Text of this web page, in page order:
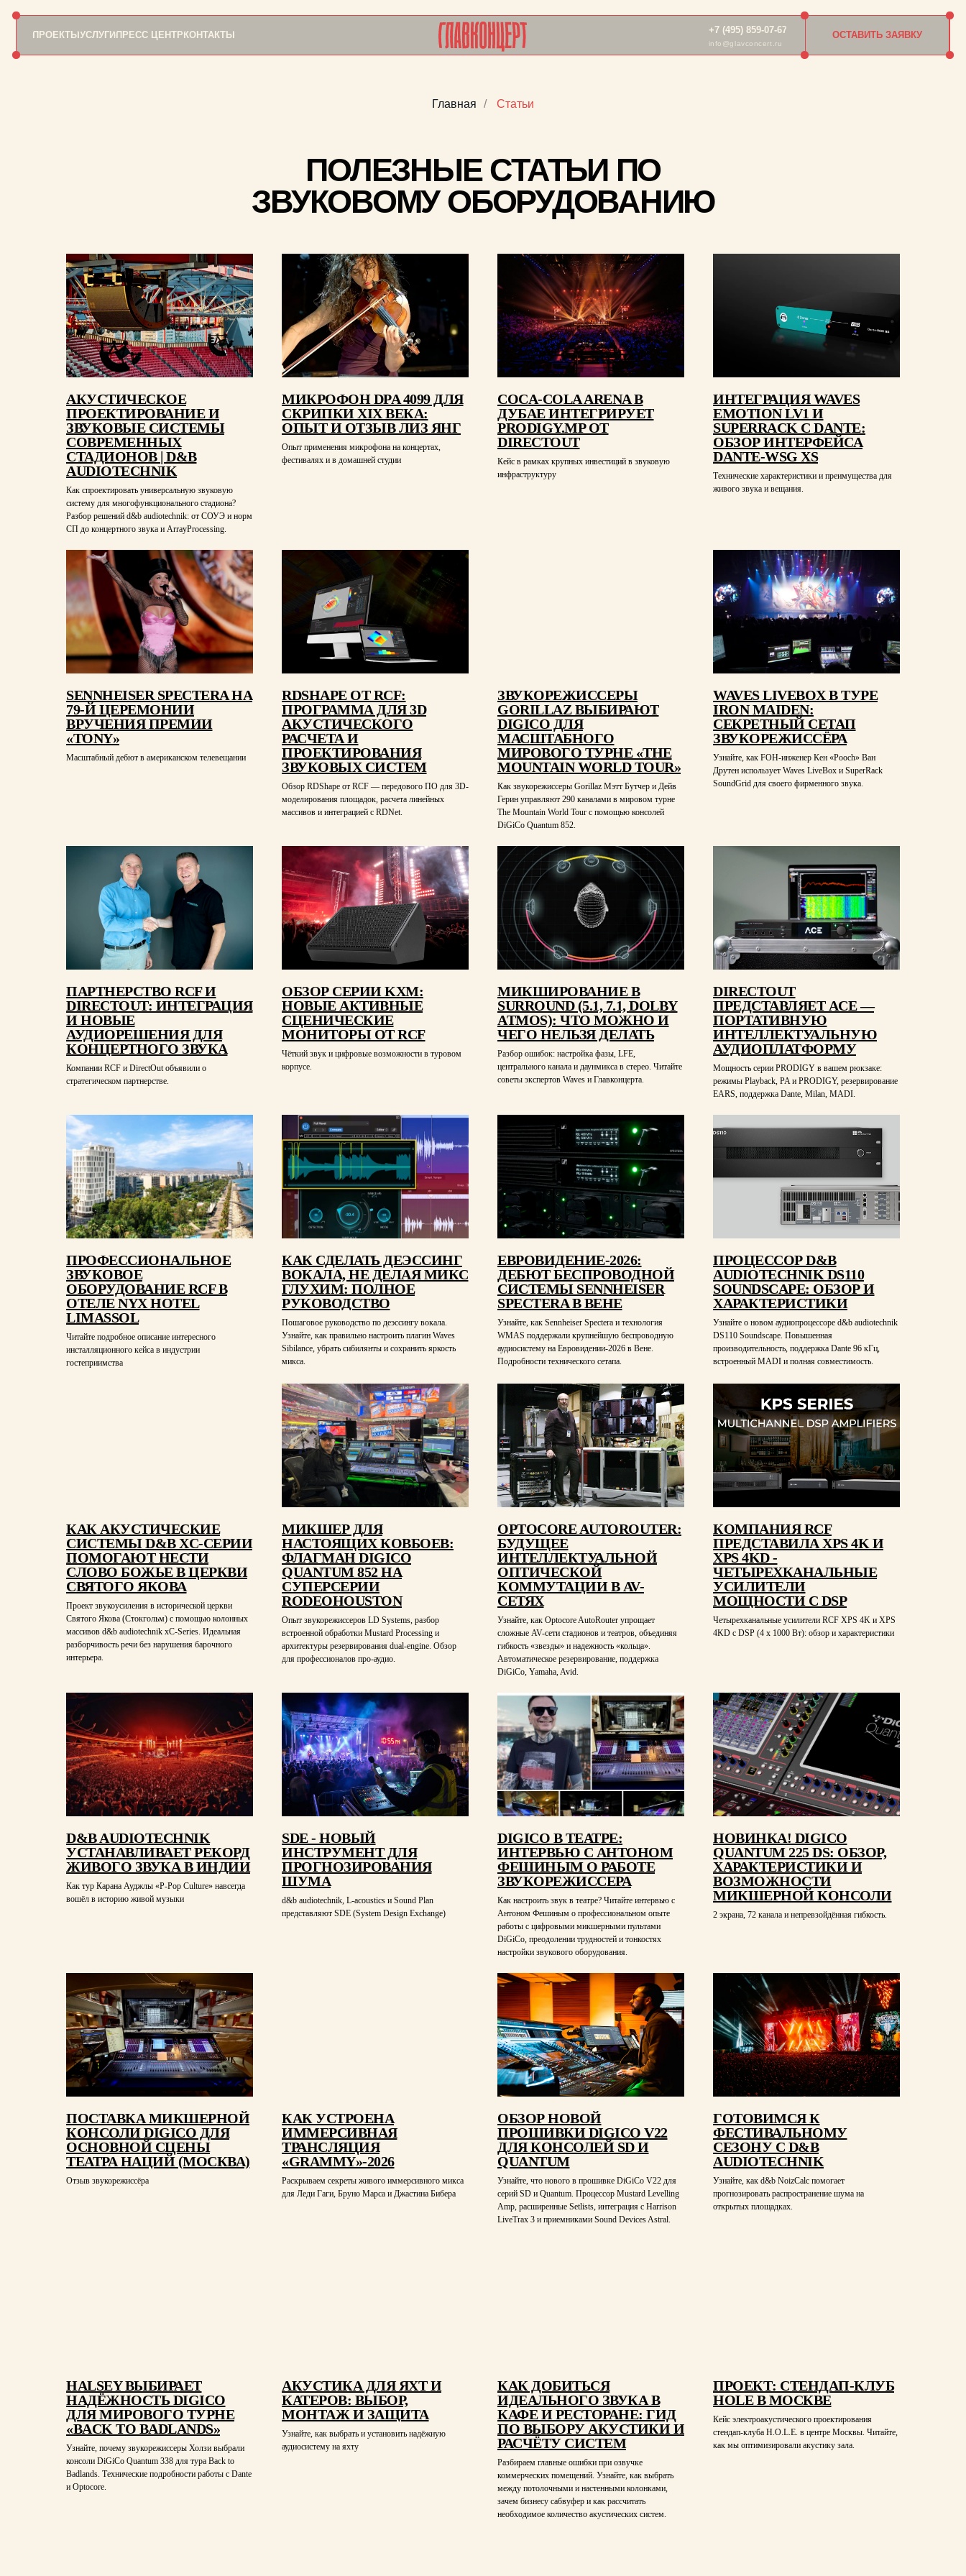
ПРОЕКТЫУСЛУГИПРЕСС ЦЕНТРКОНТАКТЫ ОСТАВИТЬ ЗАЯВКУ
Главная / Статьи
ПОЛЕЗНЫЕ СТАТЬИ ПО
ЗВУКОВОМУ ОБОРУДОВАНИЮ
АКУСТИЧЕСКОЕ
ПРОЕКТИРОВАНИЕ И
ЗВУКОВЫЕ СИСТЕМЫ
СОВРЕМЕННЫХ
СТАДИОНОВ | D&B
AUDIOTECHNIK
Как спроектировать универсальную звуковую
систему для многофункционального стадиона?
Разбор решений d&b audiotechnik: от СОУЭ и норм
СП до концертного звука и ArrayProcessing.
МИКРОФОН DPA 4099 ДЛЯ
СКРИПКИ XIX ВЕКА:
ОПЫТ И ОТЗЫВ ЛИЗ ЯНГ
Опыт применения микрофона на концертах,
фестивалях и в домашней студии
COCA-COLA ARENA В
ДУБАЕ ИНТЕГРИРУЕТ
PRODIGY.MP ОТ
DIRECTOUT
Кейс в рамках крупных инвестиций в звуковую
инфраструктуру
ИНТЕГРАЦИЯ WAVES
EMOTION LV1 И
SUPERRACK С DANTE:
ОБЗОР ИНТЕРФЕЙСА
DANTE-WSG XS
Технические характеристики и преимущества для
живого звука и вещания.
SENNHEISER SPECTERA НА
79-Й ЦЕРЕМОНИИ
ВРУЧЕНИЯ ПРЕМИИ
«TONY»
Масштабный дебют в американском телевещании
RDSHAPE ОТ RCF:
ПРОГРАММА ДЛЯ 3D
АКУСТИЧЕСКОГО
РАСЧЕТА И
ПРОЕКТИРОВАНИЯ
ЗВУКОВЫХ СИСТЕМ
Обзор RDShape от RCF — передового ПО для 3D-
моделирования площадок, расчета линейных
массивов и интеграцией с RDNet.
ЗВУКОРЕЖИССЕРЫ
GORILLAZ ВЫБИРАЮТ
DIGICO ДЛЯ
МАСШТАБНОГО
МИРОВОГО ТУРНЕ «THE
MOUNTAIN WORLD TOUR»
Как звукорежиссеры Gorillaz Мэтт Бутчер и Дейв
Герин управляют 290 каналами в мировом турне
The Mountain World Tour с помощью консолей
DiGiCo Quantum 852.
WAVES LIVEBOX В ТУРЕ
IRON MAIDEN:
СЕКРЕТНЫЙ СЕТАП
ЗВУКОРЕЖИССЁРА
Узнайте, как FOH-инженер Кен «Pooch» Ван
Друтен использует Waves LiveBox и SuperRack
SoundGrid для своего фирменного звука.
ПАРТНЕРСТВО RCF И
DIRECTOUT: ИНТЕГРАЦИЯ
И НОВЫЕ
АУДИОРЕШЕНИЯ ДЛЯ
КОНЦЕРТНОГО ЗВУКА
Компании RCF и DirectOut объявили о
стратегическом партнерстве.
ОБЗОР СЕРИИ KXM:
НОВЫЕ АКТИВНЫЕ
СЦЕНИЧЕСКИЕ
МОНИТОРЫ ОТ RCF
Чёткий звук и цифровые возможности в туровом
корпусе.
МИКШИРОВАНИЕ В
SURROUND (5.1, 7.1, DOLBY
ATMOS): ЧТО МОЖНО И
ЧЕГО НЕЛЬЗЯ ДЕЛАТЬ
Разбор ошибок: настройка фазы, LFE,
центрального канала и даунмикса в стерео. Читайте
советы экспертов Waves и Главконцерта.
DIRECTOUT
ПРЕДСТАВЛЯЕТ ACE —
ПОРТАТИВНУЮ
ИНТЕЛЛЕКТУАЛЬНУЮ
АУДИОПЛАТФОРМУ
Мощность серии PRODIGY в вашем рюкзаке:
режимы Playback, PA и PRODIGY, резервирование
EARS, поддержка Dante, Milan, MADI.
ПРОФЕССИОНАЛЬНОЕ
ЗВУКОВОЕ
ОБОРУДОВАНИЕ RCF В
ОТЕЛЕ NYX HOTEL
LIMASSOL
Читайте подробное описание интересного
инсталляционного кейса в индустрии
гостеприимства
КАК СДЕЛАТЬ ДЕЭССИНГ
ВОКАЛА, НЕ ДЕЛАЯ МИКС
ГЛУХИМ: ПОЛНОЕ
РУКОВОДСТВО
Пошаговое руководство по деэссингу вокала.
Узнайте, как правильно настроить плагин Waves
Sibilance, убрать сибилянты и сохранить яркость
микса.
ЕВРОВИДЕНИЕ-2026:
ДЕБЮТ БЕСПРОВОДНОЙ
СИСТЕМЫ SENNHEISER
SPECTERA В ВЕНЕ
Узнайте, как Sennheiser Spectera и технология
WMAS поддержали крупнейшую беспроводную
аудиосистему на Евровидении-2026 в Вене.
Подробности технического сетапа.
ПРОЦЕССОР D&B
AUDIOTECHNIK DS110
SOUNDSCAPE: ОБЗОР И
ХАРАКТЕРИСТИКИ
Узнайте о новом аудиопроцессоре d&b audiotechnik
DS110 Soundscape. Повышенная
производительность, поддержка Dante 96 кГц,
встроенный MADI и полная совместимость.
КАК АКУСТИЧЕСКИЕ
СИСТЕМЫ D&B XC-СЕРИИ
ПОМОГАЮТ НЕСТИ
СЛОВО БОЖЬЕ В ЦЕРКВИ
СВЯТОГО ЯКОВА
Проект звукоусиления в исторической церкви
Святого Якова (Стокгольм) с помощью колонных
массивов d&b audiotechnik xC-Series. Идеальная
разборчивость речи без нарушения барочного
интерьера.
МИКШЕР ДЛЯ
НАСТОЯЩИХ КОВБОЕВ:
ФЛАГМАН DIGICO
QUANTUM 852 НА
СУПЕРСЕРИИ
RODEOHOUSTON
Опыт звукорежиссеров LD Systems, разбор
встроенной обработки Mustard Processing и
архитектуры резервирования dual-engine. Обзор
для профессионалов про-аудио.
OPTOCORE AUTOROUTER:
БУДУЩЕЕ
ИНТЕЛЛЕКТУАЛЬНОЙ
ОПТИЧЕСКОЙ
КОММУТАЦИИ В AV-
СЕТЯХ
Узнайте, как Optocore AutoRouter упрощает
сложные AV-сети стадионов и театров, объединяя
гибкость «звезды» и надежность «кольца».
Автоматическое резервирование, поддержка
DiGiCo, Yamaha, Avid.
КОМПАНИЯ RCF
ПРЕДСТАВИЛА XPS 4K И
XPS 4KD -
ЧЕТЫРЕХКАНАЛЬНЫЕ
УСИЛИТЕЛИ
МОЩНОСТИ С DSP
Четырехканальные усилители RCF XPS 4K и XPS
4KD с DSP (4 х 1000 Вт): обзор и характеристики
D&B AUDIOTECHNIK
УСТАНАВЛИВАЕТ РЕКОРД
ЖИВОГО ЗВУКА В ИНДИИ
Как тур Карана Ауджлы «P-Pop Culture» навсегда
вошёл в историю живой музыки
SDE - НОВЫЙ
ИНСТРУМЕНТ ДЛЯ
ПРОГНОЗИРОВАНИЯ
ШУМА
d&b audiotechnik, L-acoustics и Sound Plan
представляют SDE (System Design Exchange)
DIGICO В ТЕАТРЕ:
ИНТЕРВЬЮ С АНТОНОМ
ФЕШИНЫМ О РАБОТЕ
ЗВУКОРЕЖИССЕРА
Как настроить звук в театре? Читайте интервью с
Антоном Фешиным о профессиональном опыте
работы с цифровыми микшерными пультами
DiGiCo, преодолении трудностей и тонкостях
настройки звукового оборудования.
НОВИНКА! DIGICO
QUANTUM 225 DS: ОБЗОР,
ХАРАКТЕРИСТИКИ И
ВОЗМОЖНОСТИ
МИКШЕРНОЙ КОНСОЛИ
2 экрана, 72 канала и непревзойдённая гибкость.
ПОСТАВКА МИКШЕРНОЙ
КОНСОЛИ DIGICO ДЛЯ
ОСНОВНОЙ СЦЕНЫ
ТЕАТРА НАЦИЙ (МОСКВА)
Отзыв звукорежиссёра
КАК УСТРОЕНА
ИММЕРСИВНАЯ
ТРАНСЛЯЦИЯ
«GRAMMY»-2026
Раскрываем секреты живого иммерсивного микса
для Леди Гаги, Бруно Марса и Джастина Бибера
ОБЗОР НОВОЙ
ПРОШИВКИ DIGICO V22
ДЛЯ КОНСОЛЕЙ SD И
QUANTUM
Узнайте, что нового в прошивке DiGiCo V22 для
серий SD и Quantum. Процессор Mustard Levelling
Amp, расширенные Setlists, интеграция с Harrison
LiveTrax 3 и приемниками Sound Devices Astral.
ГОТОВИМСЯ К
ФЕСТИВАЛЬНОМУ
СЕЗОНУ С D&B
AUDIOTECHNIK
Узнайте, как d&b NoizCalc помогает
прогнозировать распространение шума на
открытых площадках.
HALSEY ВЫБИРАЕТ
НАДЁЖНОСТЬ DIGICO
ДЛЯ МИРОВОГО ТУРНЕ
«BACK TO BADLANDS»
Узнайте, почему звукорежиссеры Холзи выбрали
консоли DiGiCo Quantum 338 для тура Back to
Badlands. Технические подробности работы с Dante
и Optocore.
АКУСТИКА ДЛЯ ЯХТ И
КАТЕРОВ: ВЫБОР,
МОНТАЖ И ЗАЩИТА
Узнайте, как выбрать и установить надёжную
аудиосистему на яхту
КАК ДОБИТЬСЯ
ИДЕАЛЬНОГО ЗВУКА В
КАФЕ И РЕСТОРАНЕ: ГИД
ПО ВЫБОРУ АКУСТИКИ И
РАСЧЁТУ СИСТЕМ
Разбираем главные ошибки при озвучке
коммерческих помещений. Узнайте, как выбрать
между потолочными и настенными колонками,
зачем бизнесу сабвуфер и как рассчитать
необходимое количество акустических систем.
ПРОЕКТ: СТЕНДАП-КЛУБ
HOLE В МОСКВЕ
Кейс электроакустического проектирования
стендап-клуба H.O.L.E. в центре Москвы. Читайте,
как мы оптимизировали акустику зала.